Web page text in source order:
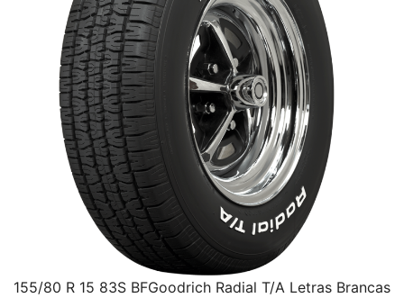
155/80 R 15 83S BFGoodrich Radial T/A Letras Brancas